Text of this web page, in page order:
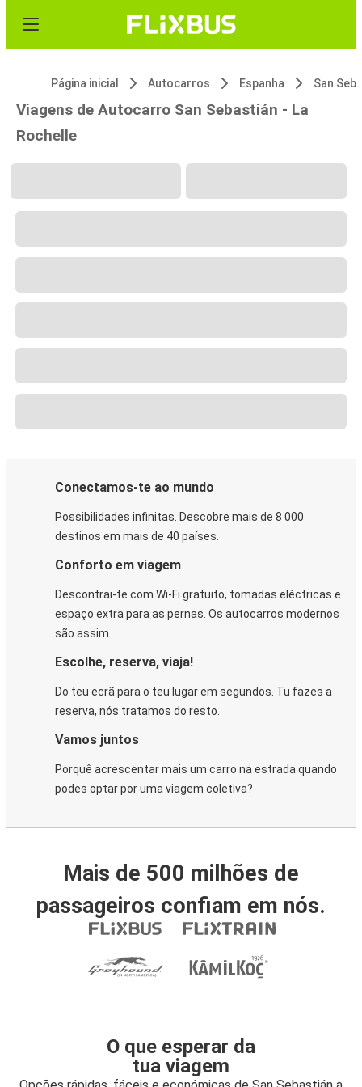
Página inicial Autocarros Espanha San
Viagens de Autocarro San Sebastián - La
Rochelle
Conectamos-te ao mundo
Possibilidades infinitas. Descobre mais de 8 000
destinos em mais de 40 países.
Conforto em viagem
Descontrai-te com Wi-Fi gratuito, tomadas eléctricas e
espaço extra para as pernas. Os autocarros modernos
são assim.
Escolhe, reserva, viaja!
Do teu ecrã para o teu lugar em segundos. Tu fazes a
reserva, nós tratamos do resto.
Vamos juntos
Porquê acrescentar mais um carro na estrada quando
podes optar por uma viagem coletiva?
Mais de 500 milhões de
passageiros confiam em nós.
O que esperar da
tua viagem